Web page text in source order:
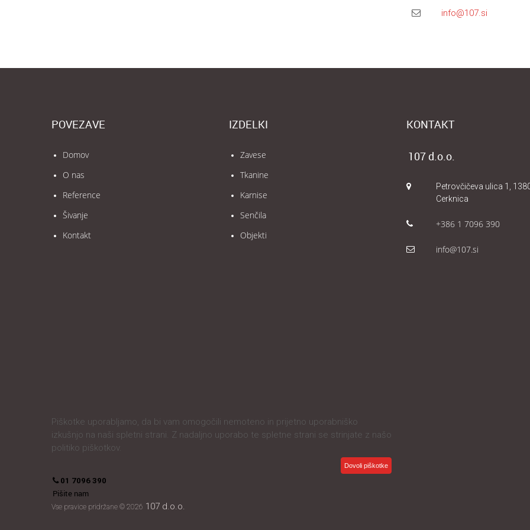
info@107.si
POVEZAVE
Domov
O nas
Reference
Šivanje
Kontakt
IZDELKI
Zavese
Tkanine
Karnise
Senčila
Objekti
KONTAKT
107 d.o.o.
Petrovčičeva ulica 1,
Cerknica
+386 1 7096 390
info@107.si
Piškotke uporabljamo, da bi vam omogočili nemoteno in prijetno uporabniško
izkušnjo na naši spletni strani. Z nadaljno uporabo te spletne strani se strinjate z našo
politiko piškotkov.
Dovoli piškotke
01 7096 390
Pišite nam
Vse pravice pridržane © 2026 107 d.o.o.